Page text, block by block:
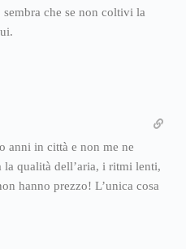
che se non coltivi la
anni in città e non me ne
la qualità dell’aria, i ritmi lenti,
hanno prezzo! L’unica cosa